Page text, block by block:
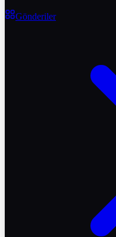
Gönderiler